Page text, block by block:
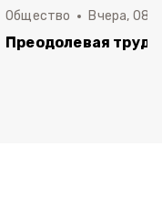
Общество Вчера,
Преодолевая